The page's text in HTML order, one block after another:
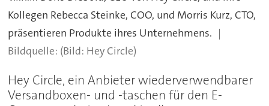
Kollegen Rebecca Steinke, COO, und Morris Kurz, CTO,
präsentieren Produkte ihres Unternehmens.
(Bild: Hey Circle)
Hey Circle, ein Anbieter wiederverwendbarer
Versandboxen- und -taschen für den E-